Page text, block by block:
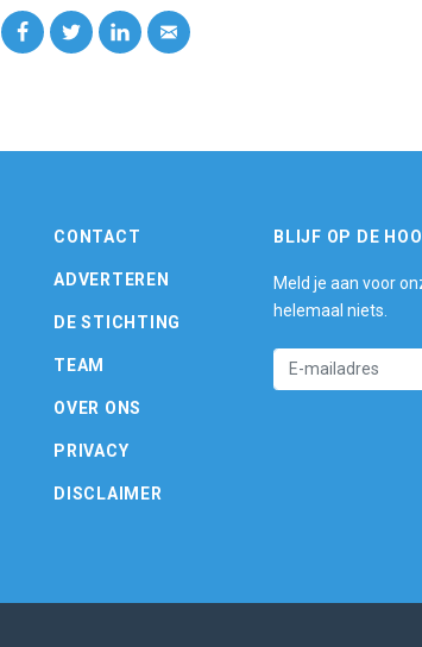
CONTACT
ADVERTEREN
DE STICHTING
TEAM
OVER ONS
PRIVACY
DISCLAIMER
BLIJF OP DE
Meld je aan voor
helemaal niets.